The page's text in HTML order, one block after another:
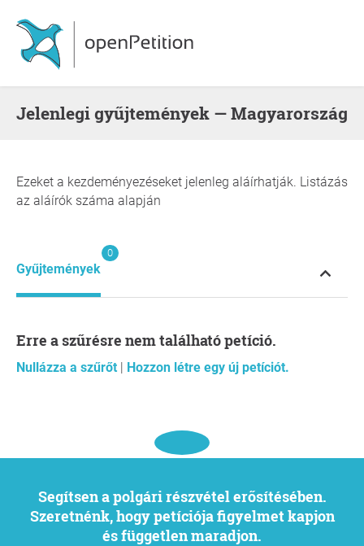
Jelenlegi gyűjtemények — Magyarország
Ezeket a kezdeményezéseket jelenleg aláírhatják. Listázás
az aláírók száma alapján
Gyűjtemények
0
Erre a szűrésre nem található petíció.
Nullázza a szűrőt | Hozzon létre egy új petíciót.
Segítsen a polgári részvétel erősítésében.
Szeretnénk, hogy petíciója figyelmet kapjon
és független maradjon.